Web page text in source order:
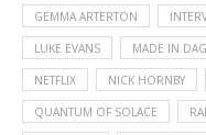
GEMMA ARTERTON
LUKE EVANS MADE IN
NETFLIX NICK HORNBY
QUANTUM OF SOLACE